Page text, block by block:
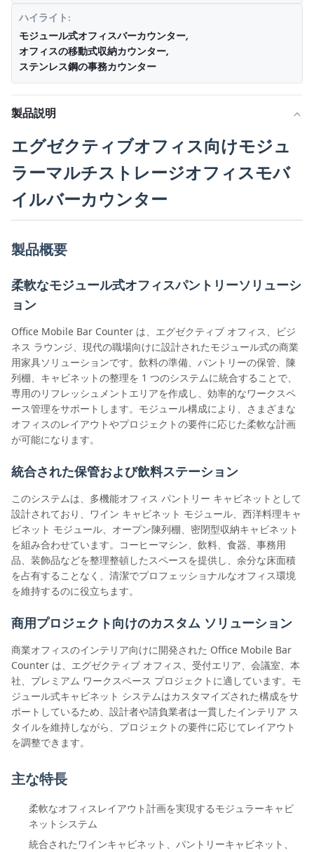
ハイライト:
モジュール式オフィスバーカウンター,
オフィスの移動式収納カウンター,
ステンレス鋼の事務カウンター
製品説明
エグゼクティブオフィス向けモジュ
ラーマルチストレージオフィスモバ
イルバーカウンター
製品概要
柔軟なモジュール式オフィスパントリーソリューシ
ョン
Office Mobile Bar Counter は、エグゼクティブ オフィス、ビジ
ネス ラウンジ、現代の職場向けに設計されたモジュール式の商業
用家具ソリューションです。飲料の準備、パントリーの保管、陳
列棚、キャビネットの整理を 1 つのシステムに統合することで、
専用のリフレッシュメントエリアを作成し、効率的なワークスペ
ース管理をサポートします。モジュール構成により、さまざまな
オフィスのレイアウトやプロジェクトの要件に応じた柔軟な計画
が可能になります。
統合された保管および飲料ステーション
このシステムは、多機能オフィス パントリー キャビネットとして
設計されており、ワイン キャビネット モジュール、西洋料理キャ
ビネット モジュール、オープン陳列棚、密閉型収納キャビネット
を組み合わせています。コーヒーマシン、飲料、食器、事務用
品、装飾品などを整理整頓したスペースを提供し、余分な床面積
を占有することなく、清潔でプロフェッショナルなオフィス環境
を維持するのに役立ちます。
商用プロジェクト向けのカスタム ソリューション
商業オフィスのインテリア向けに開発された Office Mobile Bar
Counter は、エグゼクティブ オフィス、受付エリア、会議室、本
社、プレミアム ワークスペース プロジェクトに適しています。モ
ジュール式キャビネット システムはカスタマイズされた構成をサ
ポートしているため、設計者や請負業者は一貫したインテリア ス
タイルを維持しながら、プロジェクトの要件に応じてレイアウト
を調整できます。
主な特長
柔軟なオフィスレイアウト計画を実現するモジュラーキャビ
ネットシステム
統合されたワインキャビネット、パントリーキャビネット、